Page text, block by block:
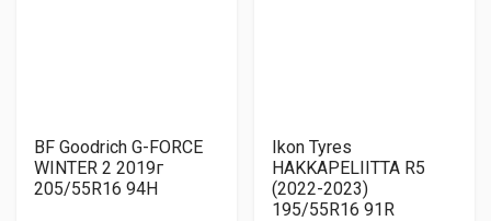
BF Goodrich G-FORCE
WINTER 2 2019г
205/55R16 94H
Ikon Tyres
HAKKAPELIITTA R5
(2022-2023)
195/55R16 91R